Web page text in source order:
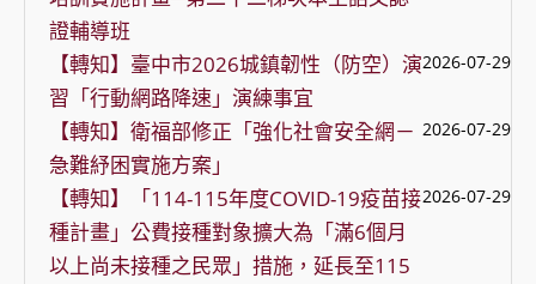
證輔導班
【轉知】臺中市2026城鎮韌性（防空）演
習「行動網路降速」演練事宜
2026-07-29
【轉知】衛福部修正「強化社會安全網－
急難紓困實施方案」
2026-07-29
【轉知】「114-115年度COVID-19疫苗接
種計畫」公費接種對象擴大為「滿6個月
以上尚未接種之民眾」措施，延長至115
2026-07-29